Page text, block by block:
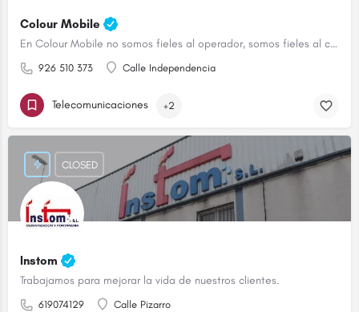
Colour Mobile
En Colour Mobile no somos fieles al operador, somos fieles al cliente
926 510 373 Calle Independencia
Telecomunicaciones +2
Instom
Trabajamos para mejorar la vida de nuestros clientes.
619074129 Calle Pizarro
CLOSED